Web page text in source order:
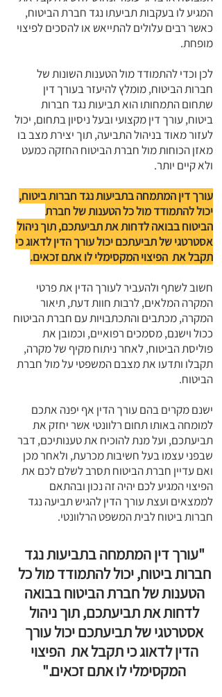
המגיע לו בעקבות תביעתו נגד חברת הביטוח,
כאשר רבים עלולים להתייאש או להסכים לפיצוי
מופחת.
לכן וכדי להתמודד מול הטענות השונות של
חברות הביטוח, מומלץ להיעזר בעורך דין
שתחום התמחותו הוא תביעות נגד חברות
ביטוח, עורך דין מקצועי ובעל ניסיון בתחום, יכול
לעזור מאוד בניהול התביעה, תוך יצירת מצב בו
מאזן הכוחות מול חברת הביטוח החזקה כמעט
ולא קיים יותר.
עורך דין המתמחה בתביעות נגד חברות ביטוח,
יכול להתמודד מול כל הטענות של חברת
הביטוח בבואה לדחות את תביעתכם, תוך ניהול
אסטרטגי של תביעתכם יכול עורך הדין לדאוג כי
תקבל את הפיצוי המקסימלי לו אתם זכאים.
חשוב לשתף ולהעביר לעורך הדין את פרטי
המקרה המלאים, לרבות חוות דעת, תיאור
המקרה, מכתבים והתכתבויות עם חברת הביטוח
ככול וישנם, מסמכים רפואיים, וכמובן את
פוליסת הביטוח, לאחר ניתוח מקיף של מקרה,
תקבלו ותדעו את מצבם המשפטי על מול חברת
הביטוח.
ישנם מקרים בהם עורך הדין אף יפנה אתכם
למומחה באותו תחום רלוונטי אשר יחזק את
תביעתכם, ועל מנת להוכיח את טענותיכם, דבר
שבפני עצמו בעל חשיבות מכרעת, ולאחר מכן
ואם עדיין חברת הביטוח תסרב לשלם לכם את
הפיצוי המגיע לכם יהיה זה נכון ובהתאם
לממצאים ועצת עורך הדין להגיש תביעה נגד
חברות ביטוח לבית המשפט הרלוונטי.
"עורך דין המתמחה בתביעות נגד
חברות ביטוח, יכול להתמודד מול כל
הטענות של חברת הביטוח בבואה
לדחות את תביעתכם, תוך ניהול
אסטרטגי של תביעתכם יכול עורך
הדין לדאוג כי תקבל את הפיצוי
המקסימלי לו אתם זכאים."